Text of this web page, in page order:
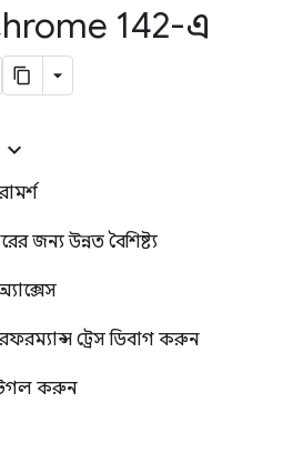
142-এ
জন্য উন্নত বৈশিষ্ট্য
ট্রেস ডিবাগ করুন
টগল করুন